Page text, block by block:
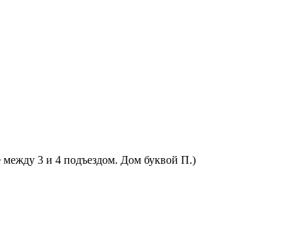
между 3 и 4 подъездом. Дом буквой П.)